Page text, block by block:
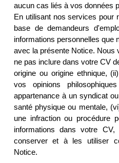
aucun cas liés à vos données
En utilisant nos services pour
base de demandeurs
informations personnelles que
avec la présente Notice. Nous
ne pas inclure dans votre CV
origine ou origine ethnique,
vos opinions
appartenance à un syndicat
santé physique ou mentale,
une infraction ou procédure
informations dans votre
conserver et à les utiliser
Notice.